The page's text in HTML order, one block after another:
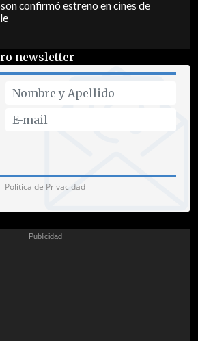
confirmó estreno en cines de
newsletter
Política de Privacidad